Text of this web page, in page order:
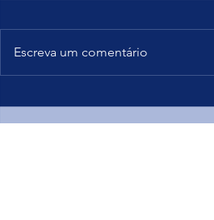
Descubra a delícia do Pudim Flan
na Ola Bakery Hamilton: um
Escreva um comentário